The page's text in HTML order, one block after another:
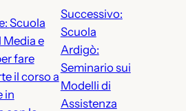
Scuola
Media e
fare
il corso a
in
Successivo:
Scuola
Ardigò:
Seminario sui
Modelli di
Assistenza